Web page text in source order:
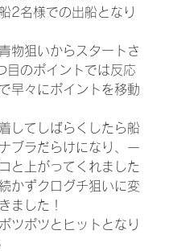
2名様での出船となり
物狙いからスタートさ
目のポイントでは反応
早々にポイントを移動
してしばらくしたら船
ブラだらけになり、一
と上がってくれました
かずクログチ狙いに変
ました！
ツポツとヒットとなり